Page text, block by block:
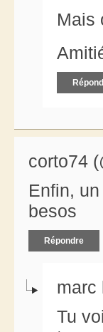
Mais
corto74
Enfin,
besos
Répondre
marc
Tu